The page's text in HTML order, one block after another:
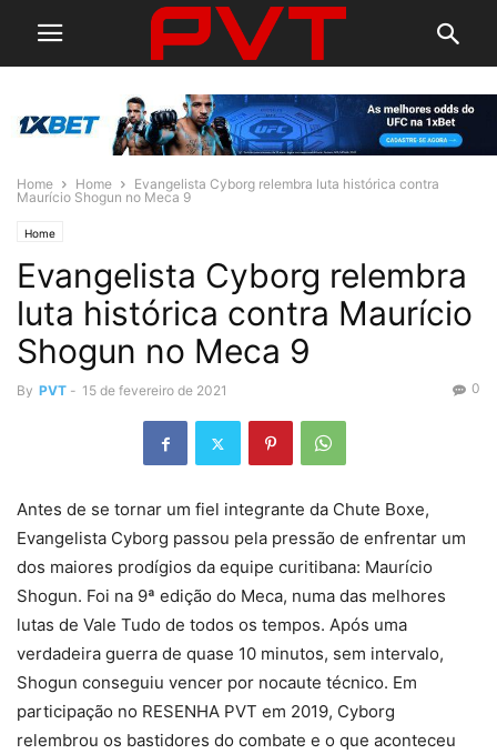
Home Home
Evangelista Cyborg relembra luta histórica contra
Maurício Shogun no Meca 9
Home
Evangelista Cyborg relembra
luta histórica contra Maurício
Shogun no Meca 9
By PVT - 15 de fevereiro de 2021 0
Antes de se tornar um fiel integrante da Chute Boxe,
Evangelista Cyborg passou pela pressão de enfrentar um
dos maiores prodígios da equipe curitibana: Maurício
Shogun. Foi na 9ª edição do Meca, numa das melhores
lutas de Vale Tudo de todos os tempos. Após uma
verdadeira guerra de quase 10 minutos, sem intervalo,
Shogun conseguiu vencer por nocaute técnico. Em
participação no RESENHA PVT em 2019, Cyborg
relembrou os bastidores do combate e o que aconteceu